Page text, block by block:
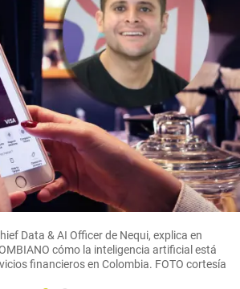
Data & AI Officer de Nequi, explica en
cómo la inteligencia artificial está
financieros en Colombia. FOTO cortesía